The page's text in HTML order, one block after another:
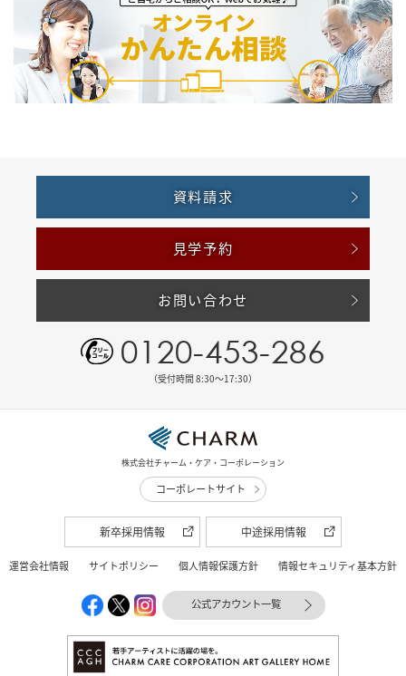
資料請求
見学予約
お問い合わせ
0120-453-286
（受付時間 8:30〜17:30）
株式会社チャーム・ケア・コーポレーション
コーポレートサイト
新卒採用情報 中途採用情報
運営会社情報 サイトポリシー 個人情報保護方針 情報セキュリティ基本方針
公式アカウント一覧